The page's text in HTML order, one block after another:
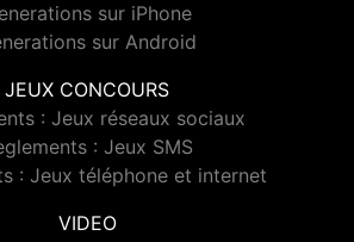
sur iPhone
sur Android
JEUX CONCOURS
: Jeux réseaux sociaux
: Jeux SMS
: Jeux téléphone et internet
VIDEO